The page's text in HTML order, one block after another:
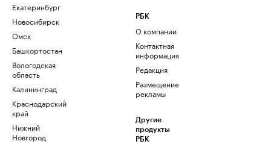
Екатеринбург
Новосибирск
Омск
Башкортостан
Вологодская
область
Калининград
Краснодарский
край
Нижний
Новгород
РБК
О компании
Контактная
информация
Редакция
Размещение
рекламы
Другие
продукты
РБК